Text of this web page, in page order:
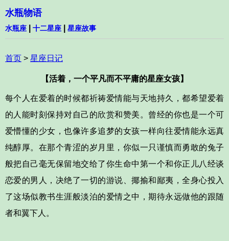
水瓶物语
水瓶座 十二星座 星座故事
首页 > 星座日记
【活着，一个平凡而不平庸的星座女孩】
每个人在爱着的时候都祈祷爱情能与天地持久，都希望爱着
的人能时刻保持对自己的欣赏和赞美。曾经的你也是一个可
爱懵懂的少女，也像许多追梦的女孩一样向往爱情能永远真
纯醇厚。在那个青涩的岁月里，你似一只谨慎而勇敢的兔子
般把自己毫无保留地交给了你生命中第一个和你正儿八经谈
恋爱的男人，决绝了一切的游说、揶揄和鄙夷，全身心投入
了这场似教书生涯般淡泊的爱情之中，期待永远做他的跟随
者和翼下人。